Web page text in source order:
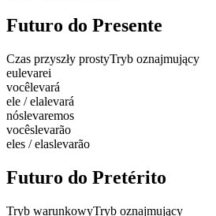
Futuro do Presente
Czas przyszły prostyTryb oznajmujący
eulevarei
vocêlevará
ele / elalevará
nóslevaremos
vocêslevarão
eles / elaslevarão
Futuro do Pretérito
Tryb warunkowyTryb oznajmujący